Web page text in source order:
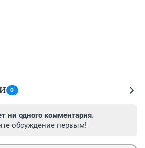
0
ни одного комментария.
обсуждение первым!